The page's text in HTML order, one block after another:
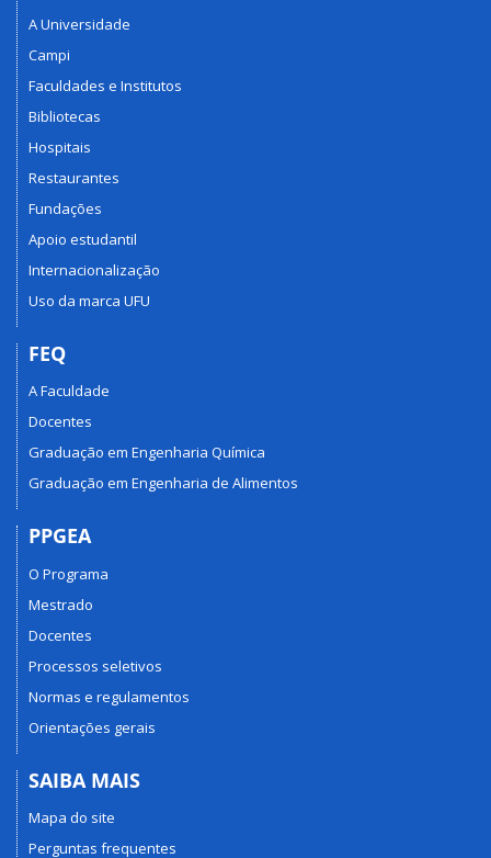
A Universidade
Campi
Faculdades e Institutos
Bibliotecas
Hospitais
Restaurantes
Fundações
Apoio estudantil
Internacionalização
Uso da marca UFU
FEQ
A Faculdade
Docentes
Graduação em Engenharia Química
Graduação em Engenharia de Alimentos
PPGEA
O Programa
Mestrado
Docentes
Processos seletivos
Normas e regulamentos
Orientações gerais
SAIBA MAIS
Mapa do site
Perguntas frequentes